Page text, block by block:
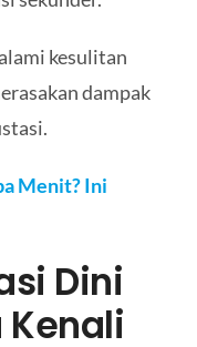
kesulitan
dampak
Menit? Ini
Dini
Kenali